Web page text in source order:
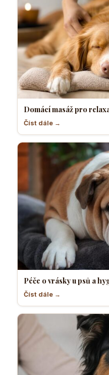
Domácí masáž pro
Číst dále →
Péče o vrásky u psů a
Číst dále →